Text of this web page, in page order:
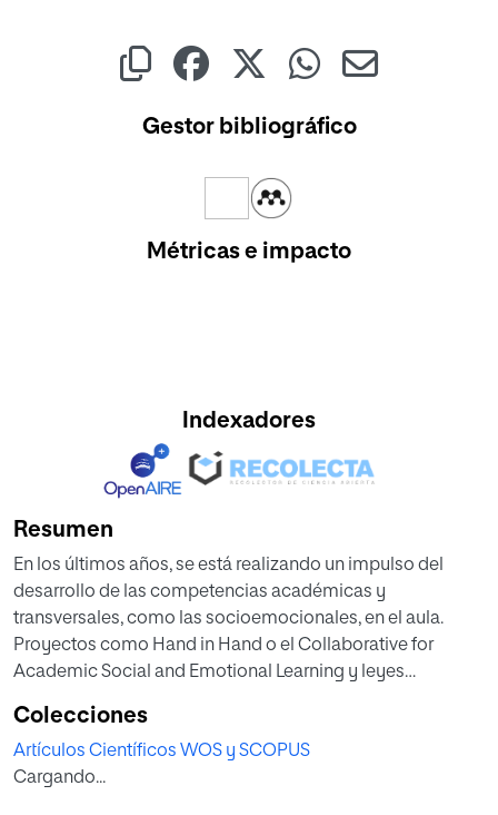
Gestor bibliográfico
Métricas e impacto
Indexadores
Resumen
En los últimos años, se está realizando un impulso del
desarrollo de las competencias académicas y
transversales, como las socioemocionales, en el aula.
Proyectos como Hand in Hand o el Collaborative for
Academic Social and Emotional Learning y leyes
diciembre de 2020, demuestran la necesidad de
desarrollar estas competencias en el profesorado que le
ayuden a gestionar el aula y fomentar estas competencias
Colecciones
Artículos Científicos WOS y SCOPUS
Cargando...